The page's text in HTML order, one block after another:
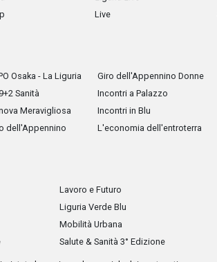
Live
Osaka - La Liguria
Sanità
Meravigliosa
dell'Appennino
Giro dell'Appennino Donne
Incontri a Palazzo
Incontri in Blu
L'economia dell'entroterra
Lavoro e Futuro
Liguria Verde Blu
Mobilità Urbana
Salute & Sanità 3° Edizione